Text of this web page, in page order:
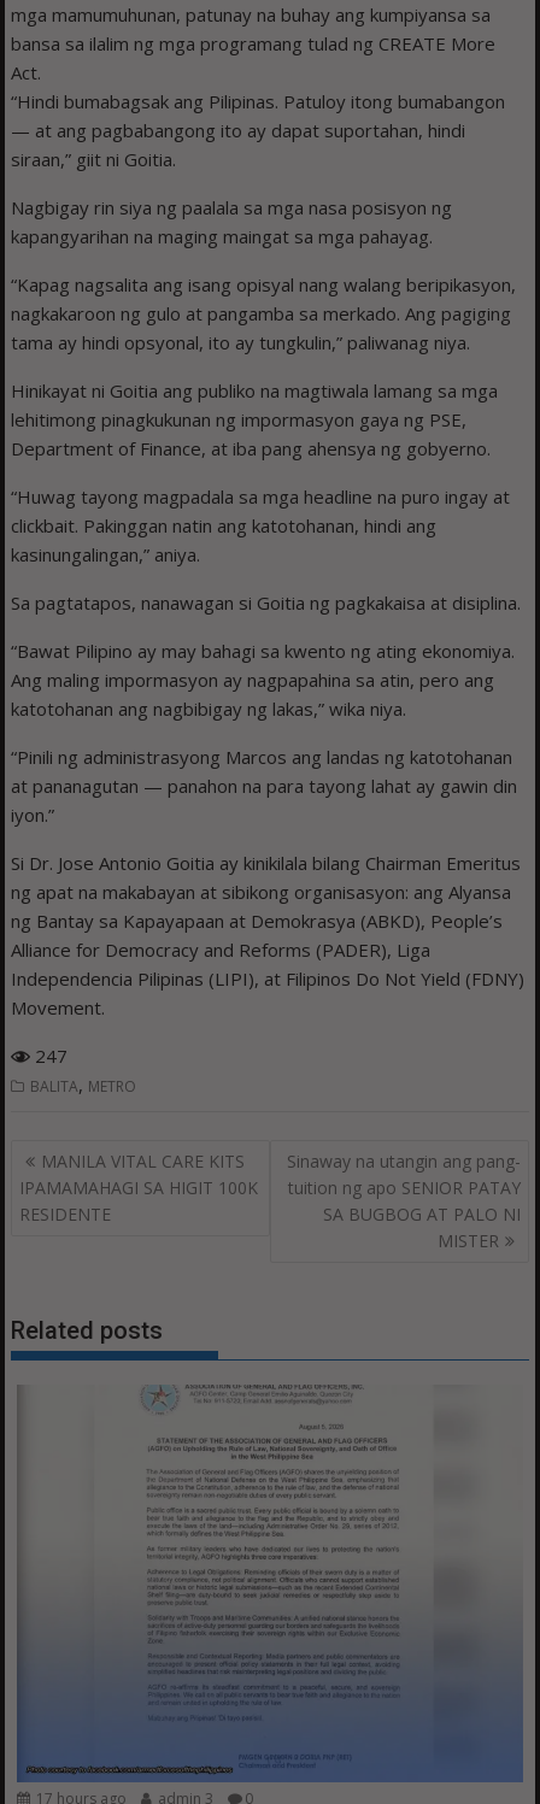
mga mamumuhunan, patunay na buhay ang kumpiyansa sa
bansa sa ilalim ng mga programang tulad ng CREATE More
Act.
“Hindi bumabagsak ang Pilipinas. Patuloy itong bumabangon
— at ang pagbabangong ito ay dapat suportahan, hindi
siraan,” giit ni Goitia.
Nagbigay rin siya ng paalala sa mga nasa posisyon ng
kapangyarihan na maging maingat sa mga pahayag.
“Kapag nagsalita ang isang opisyal nang walang beripikasyon,
nagkakaroon ng gulo at pangamba sa merkado. Ang pagiging
tama ay hindi opsyonal, ito ay tungkulin,” paliwanag niya.
Hinikayat ni Goitia ang publiko na magtiwala lamang sa mga
lehitimong pinagkukunan ng impormasyon gaya ng PSE,
Department of Finance, at iba pang ahensya ng gobyerno.
“Huwag tayong magpadala sa mga headline na puro ingay at
clickbait. Pakinggan natin ang katotohanan, hindi ang
kasinungalingan,” aniya.
Sa pagtatapos, nanawagan si Goitia ng pagkakaisa at disiplina.
“Bawat Pilipino ay may bahagi sa kwento ng ating ekonomiya.
Ang maling impormasyon ay nagpapahina sa atin, pero ang
katotohanan ang nagbibigay ng lakas,” wika niya.
“Pinili ng administrasyong Marcos ang landas ng katotohanan
at pananagutan — panahon na para tayong lahat ay gawin din
iyon.”
Si Dr. Jose Antonio Goitia ay kinikilala bilang Chairman Emeritus
ng apat na makabayan at sibikong organisasyon: ang Alyansa
ng Bantay sa Kapayapaan at Demokrasya (ABKD), People’s
Alliance for Democracy and Reforms (PADER), Liga
Independencia Pilipinas (LIPI), at Filipinos Do Not Yield (FDNY)
Movement.
247
BALITA, METRO
Post
navigation
MANILA VITAL CARE KITS
IPAMAMAHAGI SA HIGIT 100K
RESIDENTE
Sinaway na utangin ang pang-
tuition ng apo SENIOR PATAY
SA BUGBOG AT PALO NI
MISTER
Related posts
17 hours ago admin 3 0